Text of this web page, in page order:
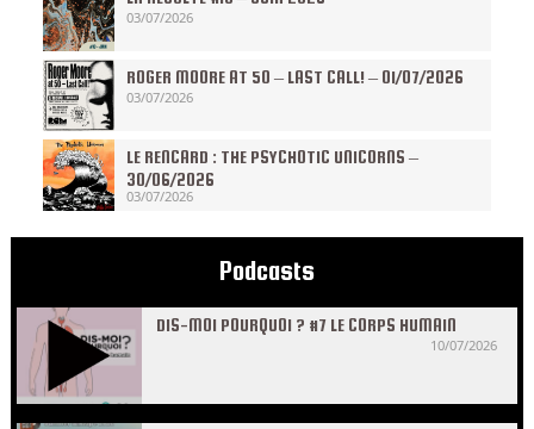
03/07/2026
ROGER MOORE AT 50 – LAST CALL! – 01/07/2026
03/07/2026
LE RENCARD : THE PSYCHOTIC UNICORNS –
30/06/2026
03/07/2026
Podcasts
DIS-MOI POURQUOI ? #7 LE CORPS HUMAIN
10/07/2026